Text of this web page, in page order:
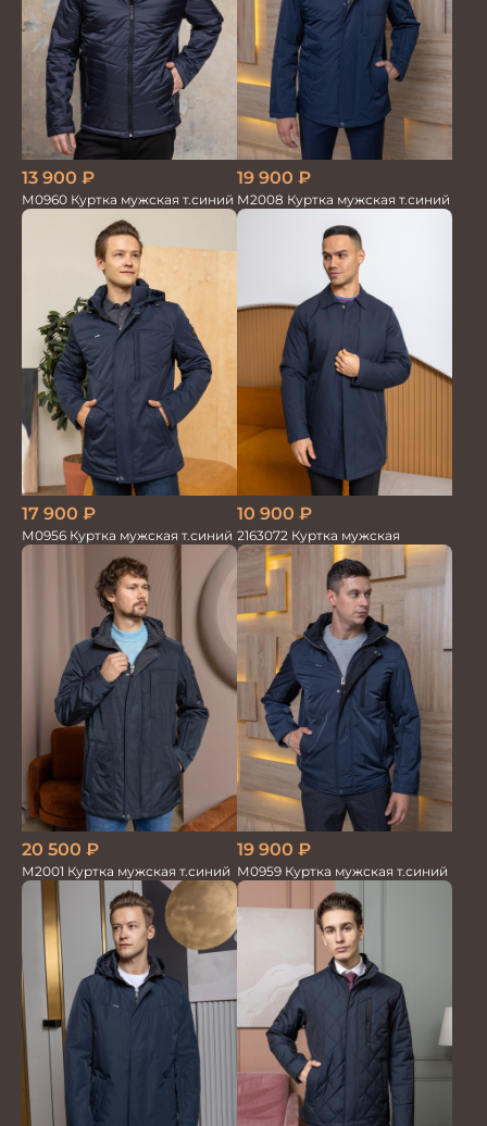
13 900 ₽
М0960 Куртка мужская т.синий
19 900 ₽
М2008 Куртка мужская т.синий
17 900 ₽
М0956 Куртка мужская т.синий
10 900 ₽
2163072 Куртка мужская
20 500 ₽
М2001 Куртка мужская т.синий
19 900 ₽
М0959 Куртка мужская т.синий